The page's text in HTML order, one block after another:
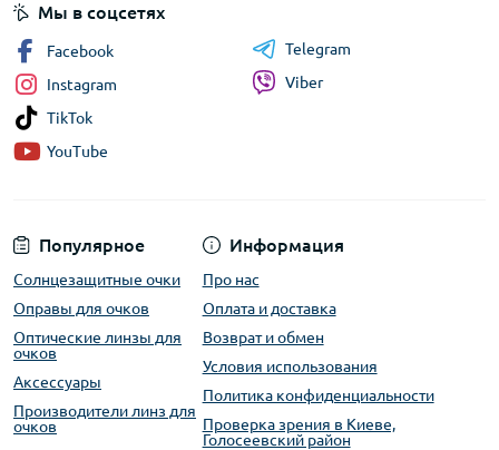
Популярное
Солнцезащитные очки
Оправы для очков
Оптические линзы для
очков
Аксессуары
Производители линз для
очков
Информация
Про нас
Оплата и доставка
Возврат и обмен
Условия использования
Политика конфиденциальности
Проверка зрения в Киеве,
Голосеевский район
Мы в соцсетях
Facebook
Instagram
TikTok
YouTube
Telegram
Viber